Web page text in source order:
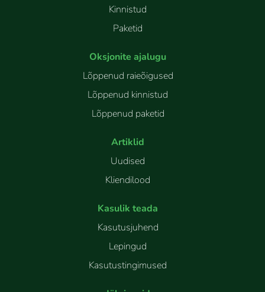
Kinnistud
Paketid
Oksjonite ajalugu
Lõppenud raieõigused
Lõppenud kinnistud
Lõppenud paketid
Artiklid
Uudised
Kliendilood
Kasulik teada
Kasutusjuhend
Lepingud
Kasutustingimused